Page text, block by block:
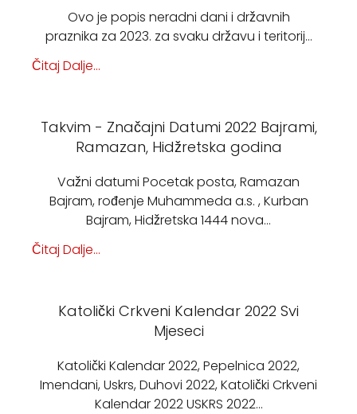
Ovo je popis neradni dani i državnih
praznika za 2023. za svaku državu i teritorij…
Čitaj Dalje...
Takvim - Značajni Datumi 2022 Bajrami,
Ramazan, Hidžretska godina
Važni datumi Pocetak posta, Ramazan
Bajram, rođenje Muhammeda a.s. , Kurban
Bajram, Hidžretska 1444 nova…
Čitaj Dalje...
Katolički Crkveni Kalendar 2022 Svi
Mjeseci
Katolički Kalendar 2022, Pepelnica 2022,
Imendani, Uskrs, Duhovi 2022, Katolički Crkveni
Kalendar 2022 USKRS 2022…